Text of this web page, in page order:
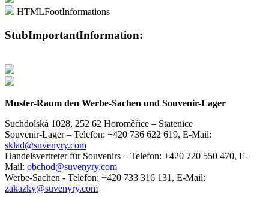
HTMLFootInformations
StubImportantInformation:
Muster-Raum den Werbe-Sachen und Souvenir-Lager
Suchdolská 1028, 252 62 Horoměřice – Statenice
Souvenir-Lager – Telefon: +420 736 622 619, E-Mail:
sklad@suvenyry.com
Handelsvertreter für Souvenirs – Telefon: +420 720 550 470, E-
Mail: obchod@suvenyry.com
Werbe-Sachen - Telefon: +420 733 316 131, E-Mail:
zakazky@suvenyry.com